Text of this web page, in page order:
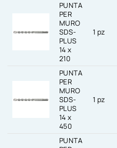
PUNTA
PER
MURO
SDS-
PLUS
14 x
210
1 pz
PUNTA
PER
MURO
SDS-
PLUS
14 x
450
1 pz
PUNTA